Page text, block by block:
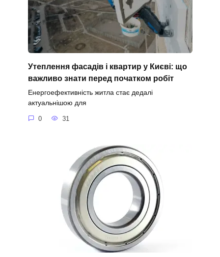
Утеплення фасадів і квартир у Києві: що
важливо знати перед початком робіт
Енергоефективність житла стає дедалі
актуальнішою для
0 31